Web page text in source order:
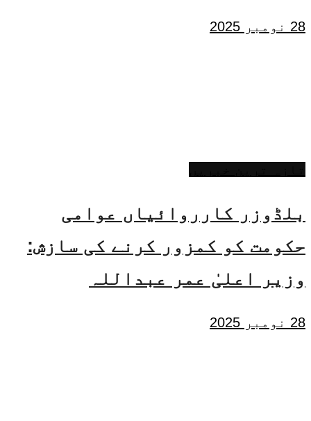
28 نومبر 2025
بلڈوزر کارروائیاں عوامی
حکومت کو کمزور کرنے کی سازش:
وزیر اعلیٰ عمر عبداللہ
28 نومبر 2025